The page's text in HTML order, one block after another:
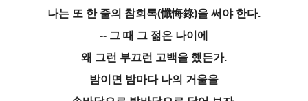
나는 또 한 줄의 참회록(懺悔錄)을 써야 한다.
-- 그 때 그 젊은 나이에
왜 그런 부끄런 고백을 했든가.
밤이면 밤마다 나의 거울을